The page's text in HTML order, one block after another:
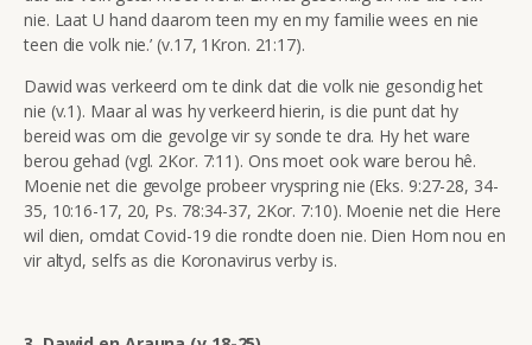
nie. Laat U hand daarom teen my en my familie wees en nie
teen die volk nie.’ (v.17, 1Kron. 21:17).
Dawid was verkeerd om te dink dat die volk nie gesondig het
nie (v.1). Maar al was hy verkeerd hierin, is die punt dat hy
bereid was om die gevolge vir sy sonde te dra. Hy het ware
berou gehad (vgl. 2Kor. 7:11). Ons moet ook ware berou hê.
Moenie net die gevolge probeer vryspring nie (Eks. 9:27-28, 34-
35, 10:16-17, 20, Ps. 78:34-37, 2Kor. 7:10). Moenie net die Here
wil dien, omdat Covid-19 die rondte doen nie. Dien Hom nou en
vir altyd, selfs as die Koronavirus verby is.